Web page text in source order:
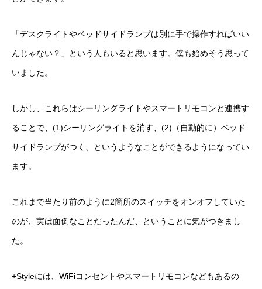
「デスクライトやベッドサイドランプは別に手で操作すればいい
んじゃない？」という人もいると思います。僕も始めそう思って
いました。
しかし、これらはシーリングライトやスマートリモコンと連携す
ることで、(1)シーリングライトを消す、(2)（自動的に）ベッド
サイドランプがつく、というようなことができるようになってい
ます。
これまで当たり前のように2箇所のスイッチをオンオフしていた
のが、実は面倒なことだったんだ、ということに気がつきまし
た。
+Styleには、WiFiコンセントやスマートリモコンなどもあるの